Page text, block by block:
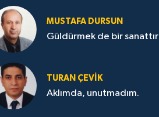
MUSTAFA DURSUN
Güldürmek de bir sanattır
TURAN ÇEVİK
Aklımda, unutmadım.